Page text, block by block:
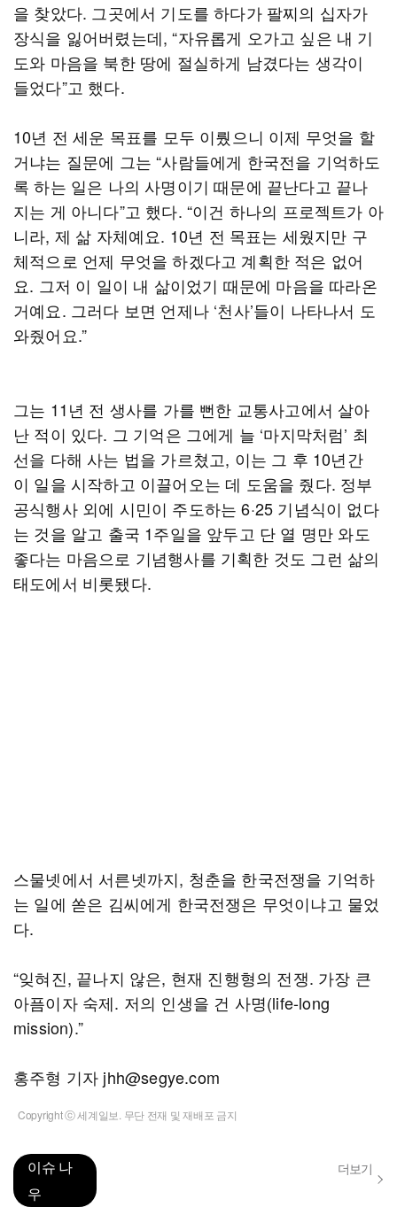
을 찾았다. 그곳에서 기도를 하다가 팔찌의 십자가
장식을 잃어버렸는데, “자유롭게 오가고 싶은 내 기
도와 마음을 북한 땅에 절실하게 남겼다는 생각이
들었다”고 했다.
10년 전 세운 목표를 모두 이뤘으니 이제 무엇을 할
거냐는 질문에 그는 “사람들에게 한국전을 기억하도
록 하는 일은 나의 사명이기 때문에 끝난다고 끝나
지는 게 아니다”고 했다. “이건 하나의 프로젝트가 아
니라, 제 삶 자체예요. 10년 전 목표는 세웠지만 구
체적으로 언제 무엇을 하겠다고 계획한 적은 없어
요. 그저 이 일이 내 삶이었기 때문에 마음을 따라온
거예요. 그러다 보면 언제나 ‘천사’들이 나타나서 도
와줬어요.”
그는 11년 전 생사를 가를 뻔한 교통사고에서 살아
난 적이 있다. 그 기억은 그에게 늘 ‘마지막처럼’ 최
선을 다해 사는 법을 가르쳤고, 이는 그 후 10년간
이 일을 시작하고 이끌어오는 데 도움을 줬다. 정부
공식행사 외에 시민이 주도하는 6·25 기념식이 없다
는 것을 알고 출국 1주일을 앞두고 단 열 명만 와도
좋다는 마음으로 기념행사를 기획한 것도 그런 삶의
태도에서 비롯됐다.
스물넷에서 서른넷까지, 청춘을 한국전쟁을 기억하
는 일에 쏟은 김씨에게 한국전쟁은 무엇이냐고 물었
다.
“잊혀진, 끝나지 않은, 현재 진행형의 전쟁. 가장 큰
아픔이자 숙제. 저의 인생을 건 사명(life-long
mission).”
홍주형 기자 jhh@segye.com
Copyright ⓒ 세계일보. 무단 전재 및 재배포 금지
이슈 나
우
더보기